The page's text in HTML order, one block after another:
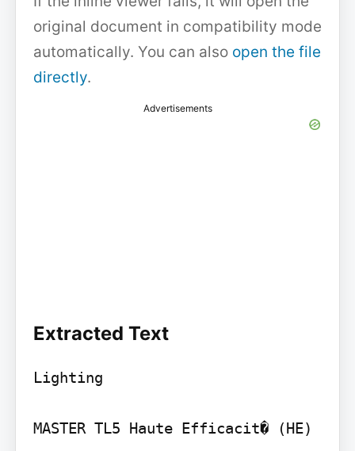
original document in compatibility mode
automatically. You can also open the file
directly.
Advertisements
Extracted Text
Lighting
MASTER TL5 Haute Efficacit� (HE)